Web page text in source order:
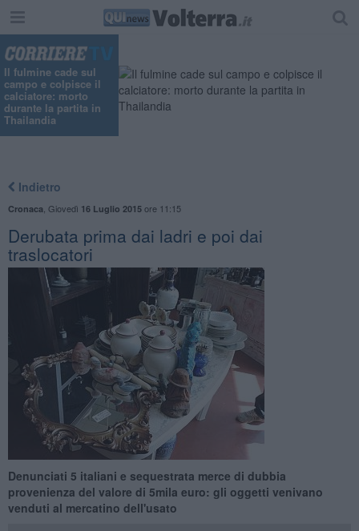
Il fulmine cade sul
campo e colpisce il
calciatore: morto
durante la partita in
Thailandia
Indietro
Cronaca Giovedì 16 Luglio 2015ore 11:15
Derubata prima dai ladri e poi dai
traslocatori
Denunciati 5 italiani e sequestrata merce di dubbia
provenienza del valore di 5mila euro: gli oggetti venivano
venduti al mercatino dell'usato